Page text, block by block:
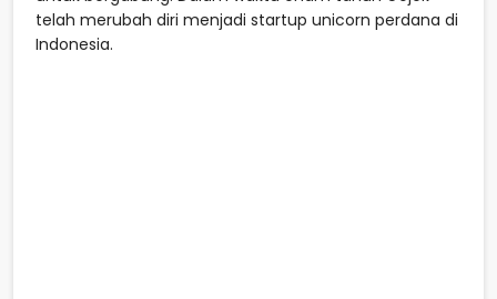
telah merubah diri menjadi startup unicorn perdana di
Indonesia.